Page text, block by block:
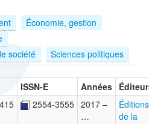
Économie, gestion
société
Sciences politiques
ISSN-E Années
2554-3555 2017 –
…
Éditions
de la